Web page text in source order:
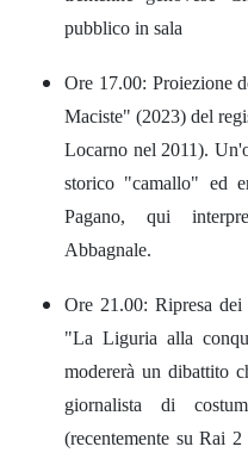
pubblico in sala
Ore 17.00: Proiezione
Maciste" (2023) del
Locarno nel 2011).
storico "camallo" ed
Pagano, qui
Abbagnale.
Ore 21.00: Ripresa
"La Liguria alla
modererà un dibattito
giornalista di
(recentemente su Rai